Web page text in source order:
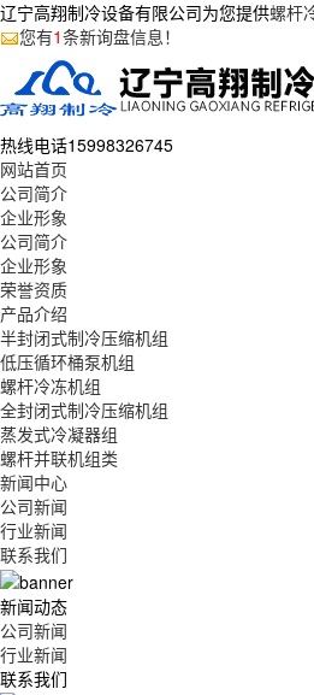
辽宁高翔制冷设备有限公司为您提供螺杆
您有1条新询盘信息！
热线电话15998326745
网站首页
公司简介
企业形象
公司简介
企业形象
荣誉资质
产品介绍
半封闭式制冷压缩机组
低压循环桶泵机组
螺杆冷冻机组
全封闭式制冷压缩机组
蒸发式冷凝器组
螺杆并联机组类
新闻中心
公司新闻
行业新闻
联系我们
新闻动态
公司新闻
行业新闻
联系我们